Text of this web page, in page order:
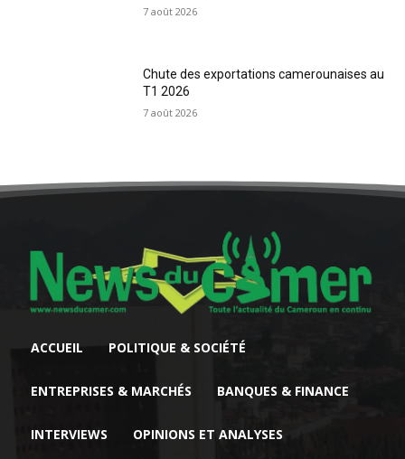
7 août 2026
Chute des exportations camerounaises au
T1 2026
7 août 2026
ACCUEIL POLITIQUE & SOCIÉTÉ
ENTREPRISES & MARCHÉS BANQUES & FINANCE
INTERVIEWS OPINIONS ET ANALYSES